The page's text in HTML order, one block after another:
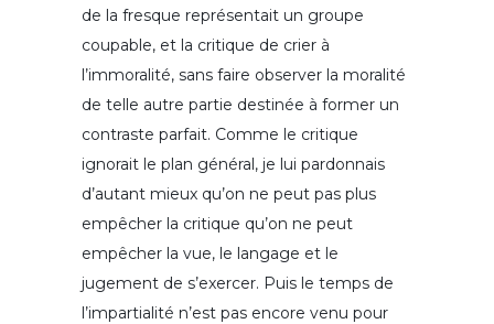
de la fresque représentait un groupe
coupable, et la critique de crier à
l’immoralité, sans faire observer la moralité
de telle autre partie destinée à former un
contraste parfait. Comme le critique
ignorait le plan général, je lui pardonnais
d’autant mieux qu’on ne peut pas plus
empêcher la critique qu’on ne peut
empêcher la vue, le langage et le
jugement de s’exercer. Puis le temps de
l’impartialité n’est pas encore venu pour